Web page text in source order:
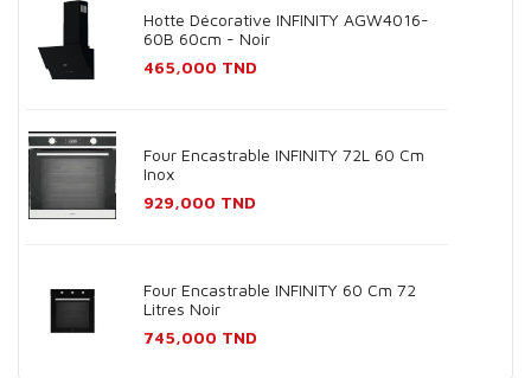
Hotte Décorative INFINITY AGW4016-
60B 60cm - Noir
Prix
465,000 TND
Four Encastrable INFINITY 72L 60 Cm
Inox
Prix
929,000 TND
Four Encastrable INFINITY 60 Cm 72
Litres Noir
Prix
745,000 TND